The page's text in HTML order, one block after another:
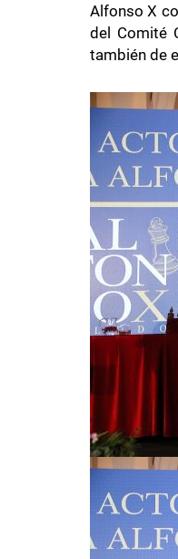
Alfonso X
del Comité
también de